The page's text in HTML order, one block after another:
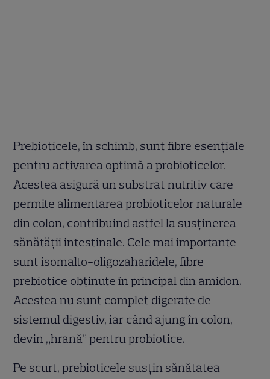
Prebioticele, în schimb, sunt fibre esențiale
pentru activarea optimă a probioticelor.
Acestea asigură un substrat nutritiv care
permite alimentarea probioticelor naturale
din colon, contribuind astfel la susținerea
sănătății intestinale. Cele mai importante
sunt isomalto-oligozaharidele, fibre
prebiotice obținute în principal din amidon.
Acestea nu sunt complet digerate de
sistemul digestiv, iar când ajung în colon,
devin „hrană” pentru probiotice.
Pe scurt, prebioticele susțin sănătatea